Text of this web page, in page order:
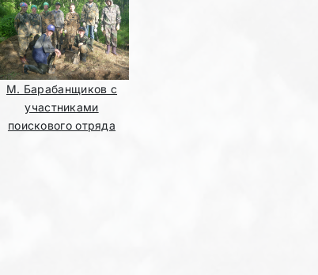
М. Барабанщиков с
участниками
поискового отряда